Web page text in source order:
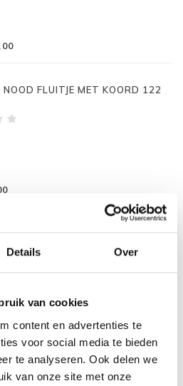
Details Over
van cookies
content en advertenties te
voor social media te bieden
te analyseren. Ook delen we
van onze site met onze
NOOD FLUITJE MET KOORD 122
SPANBANDEN, 2 X 4.5 MTR MET
HORLOGEHOUDER RADIX